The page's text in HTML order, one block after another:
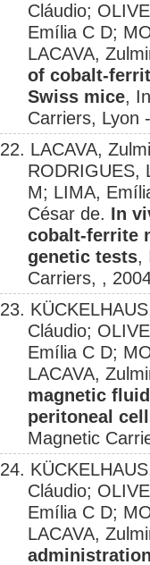
Cláudio;
Emília C D;
LACAVA,
of cobalt-
Swiss mice,
Carriers, Lyon
22. LACAVA,
RODRIGUES,
M; LIMA,
César de. In
cobalt-ferrite
genetic tests,
Carriers, ,
23.
Cláudio;
Emília C D;
LACAVA,
magnetic
peritoneal
Magnetic
24.
Cláudio;
Emília C D;
LACAVA,